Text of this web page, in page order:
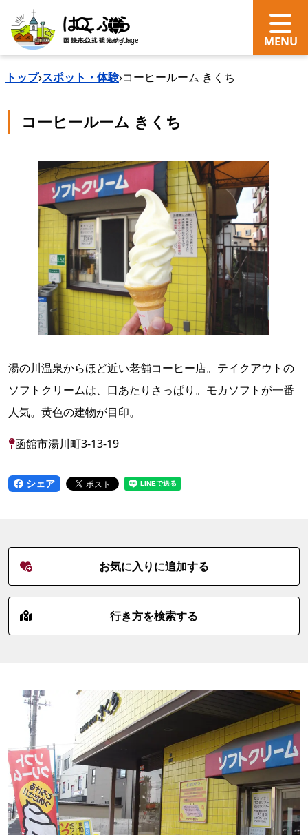
search Language
トップ›スポット・体験›コーヒールーム きくち
コーヒールーム きくち
湯の川温泉からほど近い老舗コーヒー店。テイクアウトの
ソフトクリームは、口あたりさっぱり。モカソフトが一番
人気。黄色の建物が目印。
函館市湯川町3-13-19
シェア
お気に入りに追加する
行き方を検索する